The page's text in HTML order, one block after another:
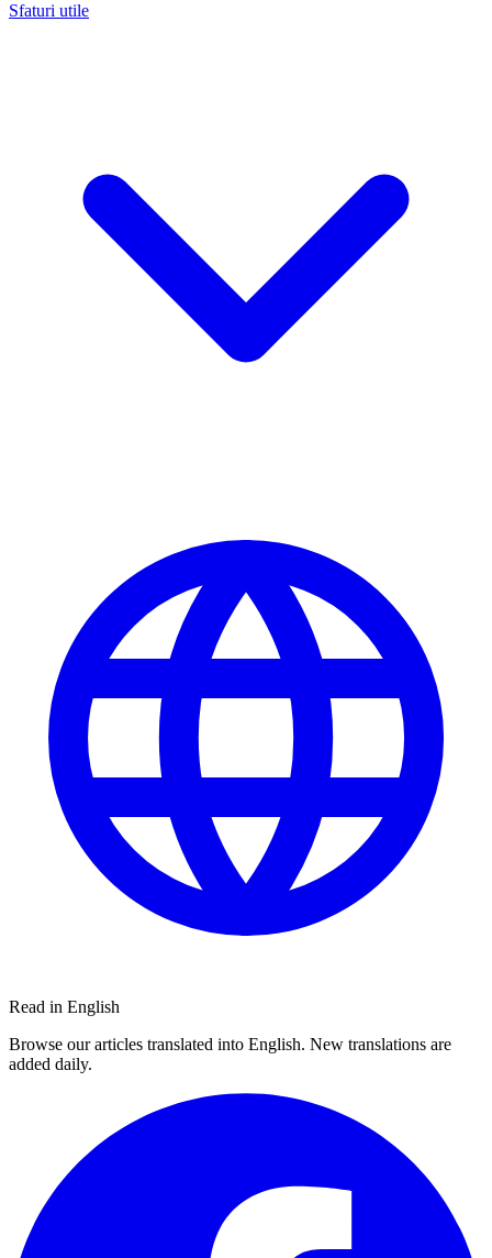
Sfaturi utile
Read in English
Browse our articles translated into English. New translations are
added daily.